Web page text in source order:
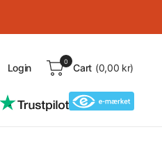
Login
0
Cart (0,00 kr)